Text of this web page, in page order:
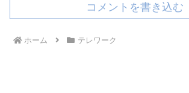
コメントを書き込む
ホーム テレワーク